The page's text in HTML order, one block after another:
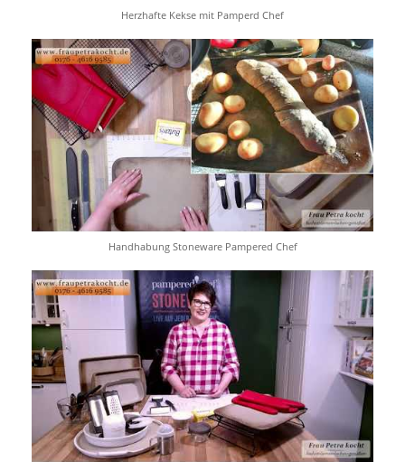
Herzhafte Kekse mit Pamperd Chef
Handhabung Stoneware Pampered Chef